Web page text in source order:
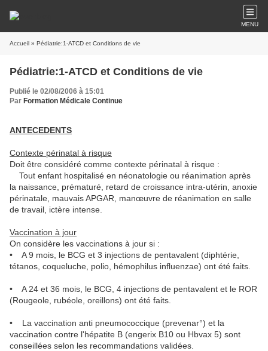
MENU
Accueil » Pédiatrie:1-ATCD et Conditions de vie
Pédiatrie:1-ATCD et Conditions de vie
Publié le 02/08/2006 à 15:01
Par Formation Médicale Continue
ANTECEDENTS
Contexte périnatal à risque
Doit être considéré comme contexte périnatal à risque :
Tout enfant hospitalisé en néonatologie ou réanimation après
la naissance, prématuré, retard de croissance intra-utérin, anoxie
périnatale, mauvais APGAR, manœuvre de réanimation en salle
de travail, ictère intense.
Vaccination à jour
On considère les vaccinations à jour si :
• A 9 mois, le BCG et 3 injections de pentavalent (diphtérie,
tétanos, coqueluche, polio, hémophilus influenzae) ont été faits.
• A 24 et 36 mois, le BCG, 4 injections de pentavalent et le ROR
(Rougeole, rubéole, oreillons) ont été faits.
• La vaccination anti pneumococcique (prevenar°) et la
vaccination contre l'hépatite B (engerix B10 ou Hbvax 5) sont
conseillées selon les recommandations validées.